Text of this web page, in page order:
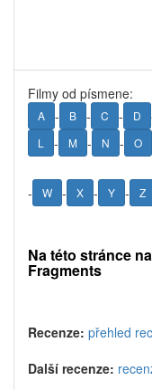
Filmy od písmene:
A - B - C - D
L - M - N - O
- W - X - Y - Z
Na této stránce
Fragments
Recenze: přehled
Další recenze: